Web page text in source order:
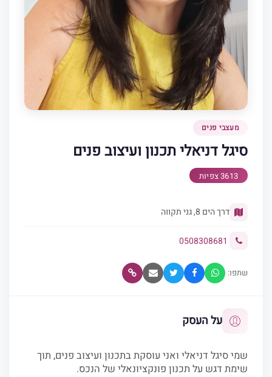
מעצבי פנים
סיגל דניאלי תכנון ועיצוב פנים
3613 צפיות
דרך הים 8, גני תקווה
0508308681
שתפו:
על העסק
שמי סיגל דניאלי ואני עוסקת בתכנון ועיצוב פנים, תוך
שימת דגש על תכנון פונקציונאלי של הנכס.